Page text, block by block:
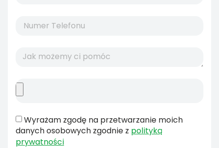
Wyrażam zgodę na przetwarzanie moich
danych osobowych zgodnie z polityką
prywatności